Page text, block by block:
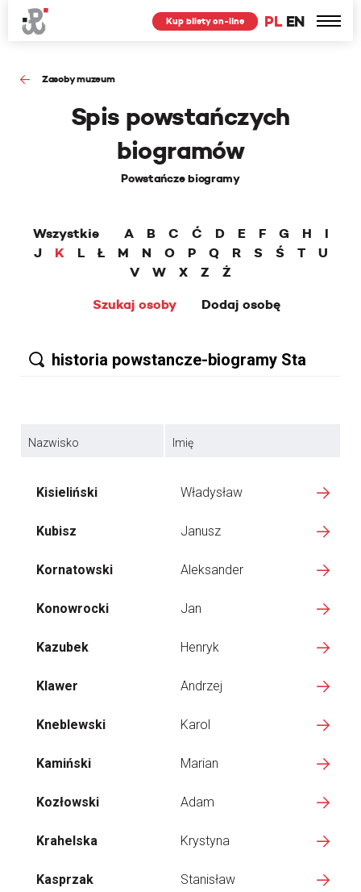
PL EN
Kup bilety on-line
Zasoby muzeum
Spis powstańczych
biogramów
Powstańcze biogramy
Wszystkie A B C Ć D E F G H
I
J
K L Ł M N O P Q R S Ś T
U
V
W X Z
Ż
Szukaj osoby
Dodaj osobę
Nazwisko Imię
Kisieliński Władysław
Kubisz Janusz
Kornatowski Aleksander
Konowrocki Jan
Kazubek Henryk
Klawer Andrzej
Kneblewski Karol
Kamiński Marian
Kozłowski Adam
Krahelska Krystyna
Kasprzak Stanisław